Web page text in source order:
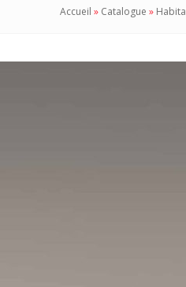
Accueil » Catalogue »